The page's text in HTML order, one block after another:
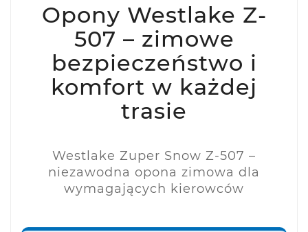
Opony Westlake Z-
507 – zimowe
bezpieczeństwo i
komfort w każdej
trasie
Westlake Zuper Snow Z-507 –
niezawodna opona zimowa dla
wymagających kierowców